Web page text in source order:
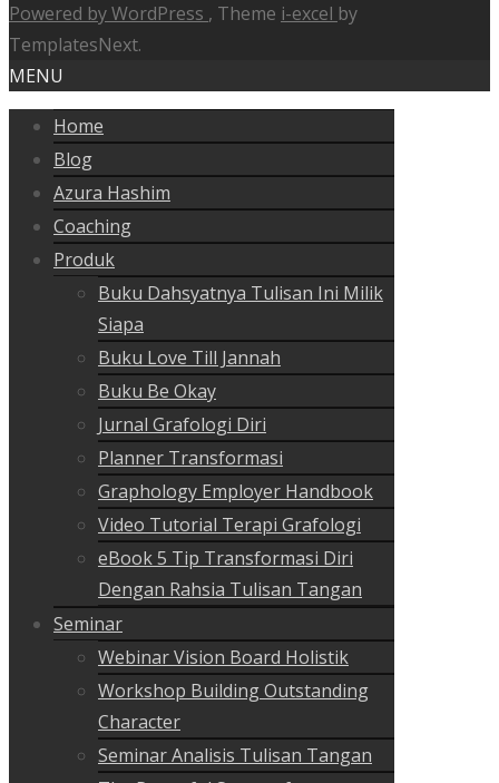
Powered by WordPress , Theme i-excel by
TemplatesNext.
MENU
Home
Blog
Azura Hashim
Coaching
Produk
Buku Dahsyatnya Tulisan Ini Milik
Siapa
Buku Love Till Jannah
Buku Be Okay
Jurnal Grafologi Diri
Planner Transformasi
Graphology Employer Handbook
Video Tutorial Terapi Grafologi
eBook 5 Tip Transformasi Diri
Dengan Rahsia Tulisan Tangan
Seminar
Webinar Vision Board Holistik
Workshop Building Outstanding
Character
Seminar Analisis Tulisan Tangan